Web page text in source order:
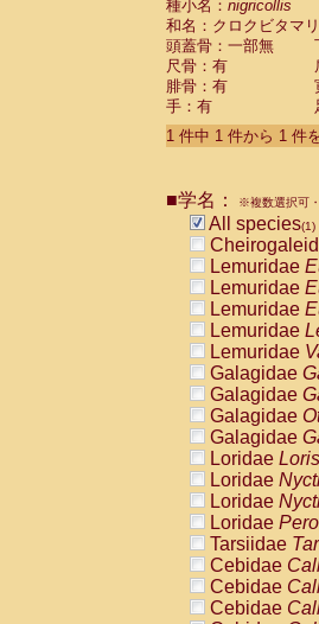
Cebidae
Cebidae
Cebidae
Cebidae
Cebidae
Cebidae
Cebidae
Cebidae
Cebidae
Cebidae
Cebidae
Atelidae
Atelidae
Atelidae
Atelidae
Atelidae
Atelidae
Atelidae
Atelidae
Atelidae
Atelidae
Pitheciidae
Pitheciidae
Pitheciidae
Pitheciidae
Pitheciidae
Pitheciidae
種小名： nigricollis
和名：クロクビタマ
頭蓋骨：一部無
尺骨：有
腓骨：有
手：有
1 件中 1 件から 1 件
■学名： ※複数選択可
All species(1)
Lemuridae
Lemuridae
Lemuridae
Lemuridae
Lemuridae
Galagidae
Galagidae
Galagidae
Galagidae
Loridae
Loridae
Loridae
Loridae
Tarsiidae
Cebidae
Cebidae
Cebidae